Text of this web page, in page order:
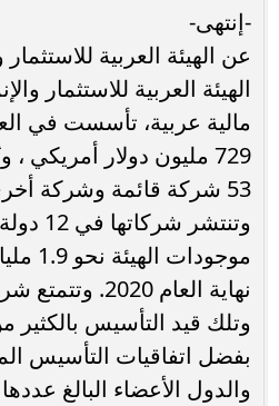
-إنتهى-
عن الهيئة العربية
الهيئة العربية للاستثمار
729 مليون دولار
53 شركة قائمة وشركة
وتنتشر
نهاية العام
وتلك قيد التأسيس بالكثير
بفضل اتفاقيات التأسيس
والدول الأعضاء البالغ عددها 21 دولة عربية.